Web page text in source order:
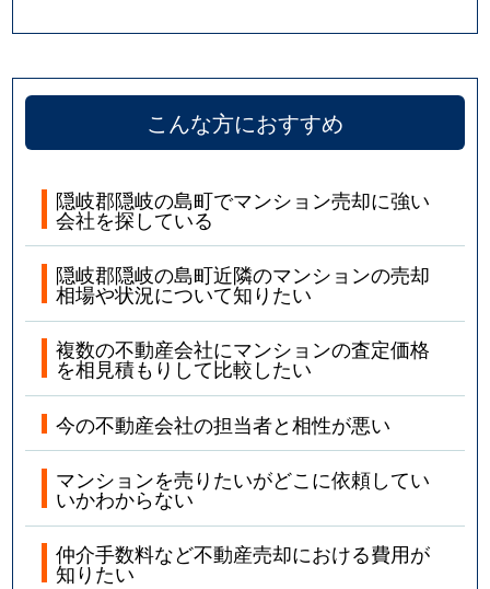
こんな方におすすめ
隠岐郡隠岐の島町でマンション売却に強い
会社を探している
隠岐郡隠岐の島町近隣のマンションの売却
相場や状況について知りたい
複数の不動産会社にマンションの査定価格
を相見積もりして比較したい
今の不動産会社の担当者と相性が悪い
マンションを売りたいがどこに依頼してい
いかわからない
仲介手数料など不動産売却における費用が
知りたい